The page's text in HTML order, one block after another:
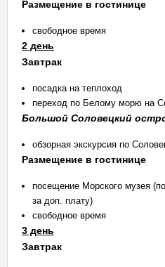
Размещение в гостинице
свободное время
2 день
Завтрак
посадка на теплоход
переход по Белому морю на
Большой Соловецкий
обзорная экскурсия по
Размещение в гостинице
посещение Морского музея
за доп. плату)
свободное время
3 день
Завтрак